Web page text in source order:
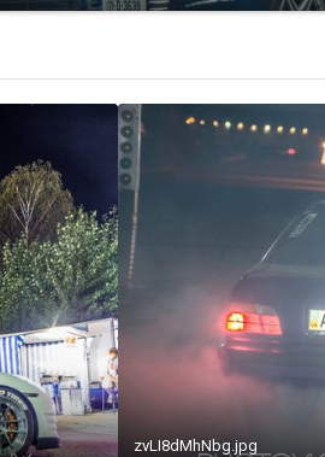
zvLI8dMhNbg.jpg